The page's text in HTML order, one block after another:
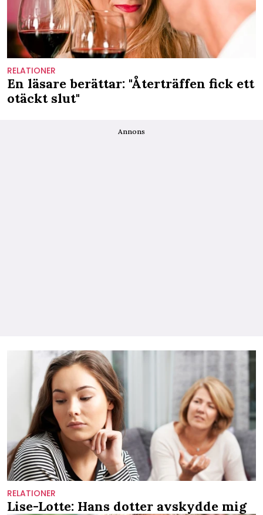
RELATIONER
En läsare berättar: "Återträffen fick ett
otäckt slut"
Annons
RELATIONER
Lise-Lotte: Hans dotter avskydde mig